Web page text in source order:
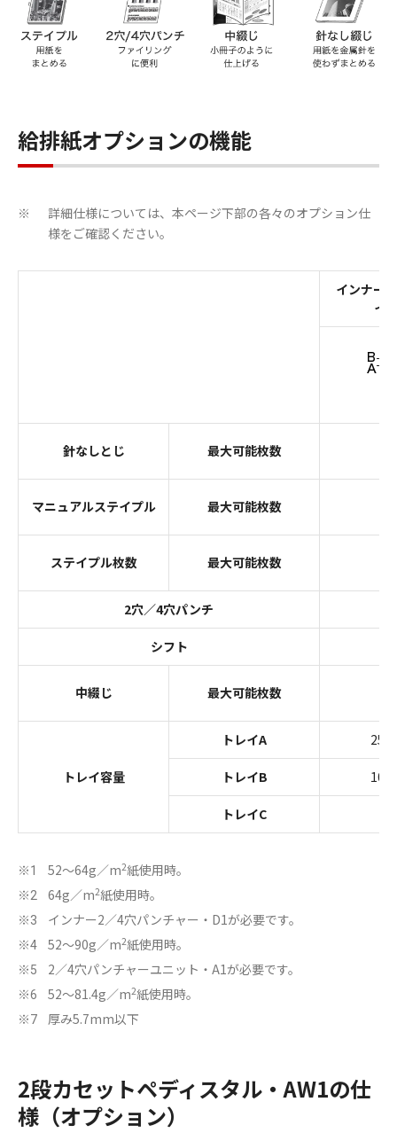
給排紙オプションの機能
※
詳細仕様については、本ページ下部の各々のオプション仕
様をご確認ください。
インナー2
イ
針なしとじ 最大可能枚数
マニュアルステイプル 最大可能枚数
ステイプル枚数 最大可能枚数
2穴／4穴パンチ
シフト
中綴じ 最大可能枚数
トレイ容量
トレイA 250
トレイB 100
トレイC
※1 52～64g／m2紙使用時。
※2 64g／m2紙使用時。
※3 インナー2／4穴パンチャー・D1が必要です。
※4 52～90g／m2紙使用時。
※5 2／4穴パンチャーユニット・A1が必要です。
※6 52～81.4g／m2紙使用時。
※7 厚み5.7mm以下
2段カセットペディスタル・AW1の仕
様（オプション）